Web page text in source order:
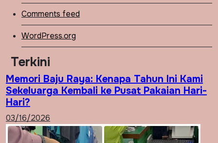
Comments feed
WordPress.org
Terkini
Memori Baju Raya: Kenapa Tahun Ini Kami
Sekeluarga Kembali ke Pusat Pakaian Hari-
Hari?
03/16/2026